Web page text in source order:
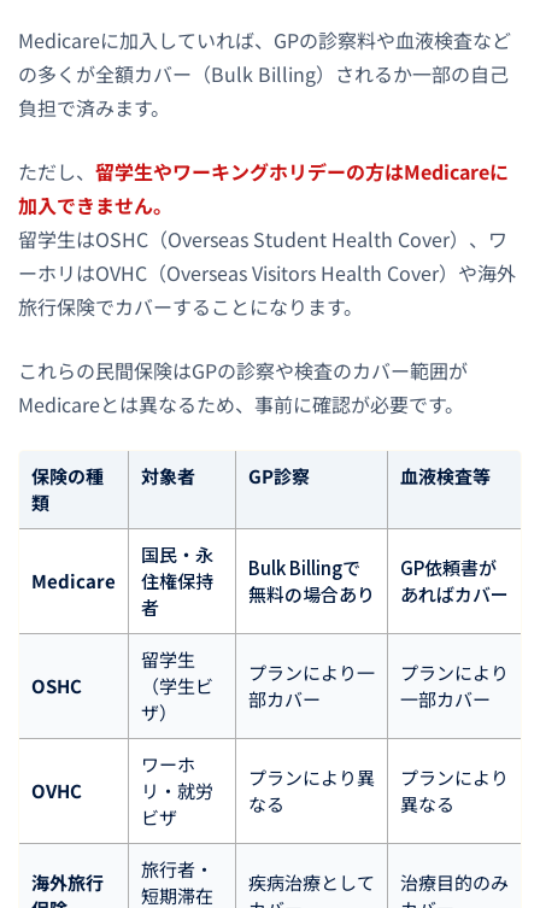
Medicareに加入していれば、GPの診察料や血液検査など
の多くが全額カバー（Bulk Billing）されるか一部の自己
負担で済みます。
ただし、 留学生やワーキングホリデーの方はMedicareに
加入できません。
留学生はOSHC（Overseas Student Health Cover）、ワ
ーホリはOVHC（Overseas Visitors Health Cover）や海外
旅行保険でカバーすることになります。
これらの民間保険はGPの診察や検査のカバー範囲が
Medicareとは異なるため、事前に確認が必要です。
保険の種
類
対象者 GP診察 血液検査等
Medicare
国民・永
住権保持
者
Bulk Billingで
無料の場合あり
GP依頼書が
あればカバー
OSHC
留学生
（学生ビ
ザ）
プランにより一
部カバー
プランにより
一部カバー
OVHC
ワーホ
リ・就労
ビザ
プランにより異
なる
プランにより
異なる
海外旅行
旅行者・
短期滞在
疾病治療として
治療目的のみ